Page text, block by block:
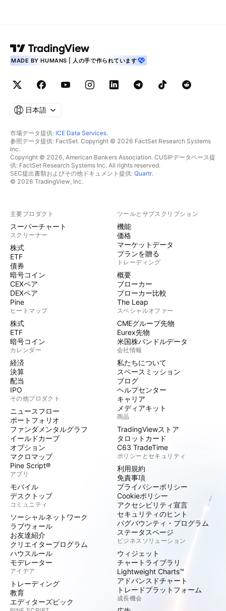
MADE BY HUMANS | 人の手で作られています
日本語
市場データ提供: ICE Data Services.
参照データ提供: FactSet. Copyright © 2026 FactSet Research Systems
Inc.
Copyright © 2026, American Bankers Association. CUSIPデータベース提
供: FactSet Research Systems Inc. All rights reserved.
SEC提出書類およびその他ドキュメント提供: Quartr.
© 2026 TradingView, Inc.
主要プロダクト
スーパーチャート
スクリーナー
株式
ETF
債券
暗号コイン
CEXペア
DEXペア
Pine
ヒートマップ
株式
ETF
暗号コイン
カレンダー
経済
決算
配当
IPO
その他プロダクト
ニュースフロー
ポートフォリオ
ファンダメンタルグラフ
イールドカーブ
オプション
マクロマップ
Pine Script®
アプリ
モバイル
デスクトップ
コミュニティ
ソーシャルネットワーク
ラブウォール
お友達紹介
クリエイタープログラム
ハウスルール
モデレーター
アイデア
トレーディング
教育
エディターズピック
ツールとサブスクリプション
機能
価格
マーケットデータ
プランを贈る
トレーディング
概要
ブローカー
ブローカー比較
The Leap
スペシャルオファー
CMEグループ先物
Eurex先物
米国株バンドルデータ
会社情報
私たちについて
スペースミッション
ブログ
ヘルプセンター
キャリア
メディアキット
商品
TradingViewストア
タロットカード
C63 TradeTime
ポリシーとセキュリティ
利用規約
免責事項
プライバシーポリシー
Cookieポリシー
アクセシビリティ宣言
セキュリティのヒント
バグバウンティ・プログラム
ステータスページ
ビジネスソリューション
ウィジェット
チャートライブラリ
Lightweight Charts™
アドバンスドチャート
トレードプラットフォーム
成長機会